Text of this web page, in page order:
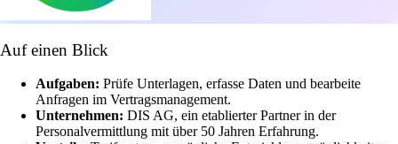
Auf einen Blick
Aufgaben: Prüfe Unterlagen, erfasse Daten und bearbeite
Anfragen im Vertragsmanagement.
Unternehmen: DIS AG, ein etablierter Partner in der
Personalvermittlung mit über 50 Jahren Erfahrung.